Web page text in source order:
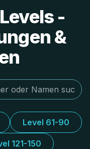
-
&
Level 61-90
121-150